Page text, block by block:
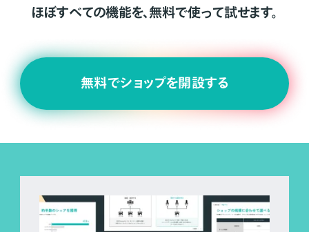
ほぼすべての機能を、無料で使って試せます。
無料でショップを開設する